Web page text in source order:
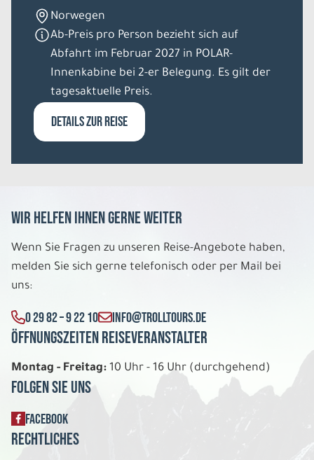
Norwegen
Ab-Preis pro Person bezieht sich auf
Abfahrt im Februar 2027 in POLAR-
Innenkabine bei 2-er Belegung. Es gilt der
tagesaktuelle Preis.
DETAILS ZUR REISE
Wir helfen Ihnen gerne weiter
Wenn Sie Fragen zu unseren Reise-Angebote haben,
melden Sie sich gerne telefonisch oder per Mail bei
uns:
0 29 82 – 9 22 10 INFO@TROLLTOURS.DE
Öffnungszeiten Reiseveranstalter
Montag - Freitag: 10 Uhr - 16 Uhr (durchgehend)
Folgen Sie uns
FACEBOOK
Rechtliches